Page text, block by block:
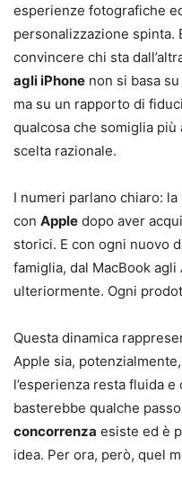
esperienze fotografiche
personalizzazione spinta.
convincere chi sta
agli iPhone non si basa
ma su un rapporto di
qualcosa che somiglia più
scelta razionale.
I numeri parlano chiaro:
con Apple dopo aver
storici. E con ogni nuovo
famiglia, dal MacBook
ulteriormente. Ogni
Questa dinamica
Apple sia,
l’esperienza resta fluida
basterebbe qualche
concorrenza esiste ed è
idea. Per ora, però, quel